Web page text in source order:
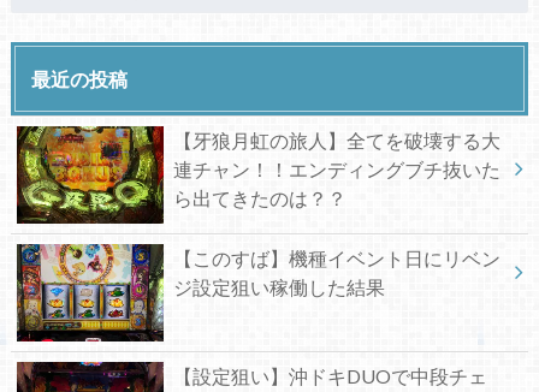
最近の投稿
【牙狼月虹の旅人】全てを破壊する大
連チャン！！エンディングブチ抜いた
ら出てきたのは？？
【このすば】機種イベント日にリベン
ジ設定狙い稼働した結果
【設定狙い】沖ドキDUOで中段チェ